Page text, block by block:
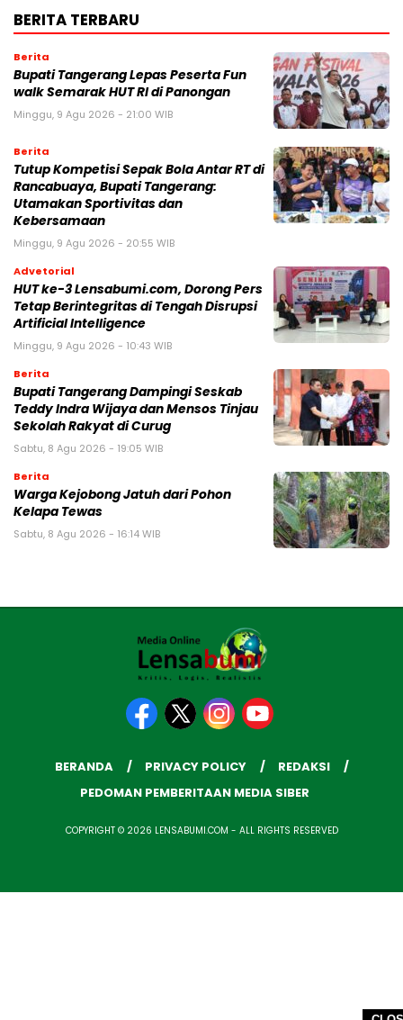
BERITA TERBARU
Berita
Bupati Tangerang Lepas Peserta Fun
walk Semarak HUT RI di Panongan
Minggu, 9 Agu 2026 - 21:00 WIB
Berita
Tutup Kompetisi Sepak Bola Antar RT di
Rancabuaya, Bupati Tangerang:
Utamakan Sportivitas dan
Kebersamaan
Minggu, 9 Agu 2026 - 20:55 WIB
Advetorial
HUT ke-3 Lensabumi.com, Dorong Pers
Tetap Berintegritas di Tengah Disrupsi
Artificial Intelligence
Minggu, 9 Agu 2026 - 10:43 WIB
Berita
Bupati Tangerang Dampingi Seskab
Teddy Indra Wijaya dan Mensos Tinjau
Sekolah Rakyat di Curug
Sabtu, 8 Agu 2026 - 19:05 WIB
Berita
Warga Kejobong Jatuh dari Pohon
Kelapa Tewas
Sabtu, 8 Agu 2026 - 16:14 WIB
BERANDA PRIVACY POLICY
REDAKSI
PEDOMAN PEMBERITAAN MEDIA SIBER
COPYRIGHT © 2026 LENSABUMI.COM - ALL RIGHTS RESERVED